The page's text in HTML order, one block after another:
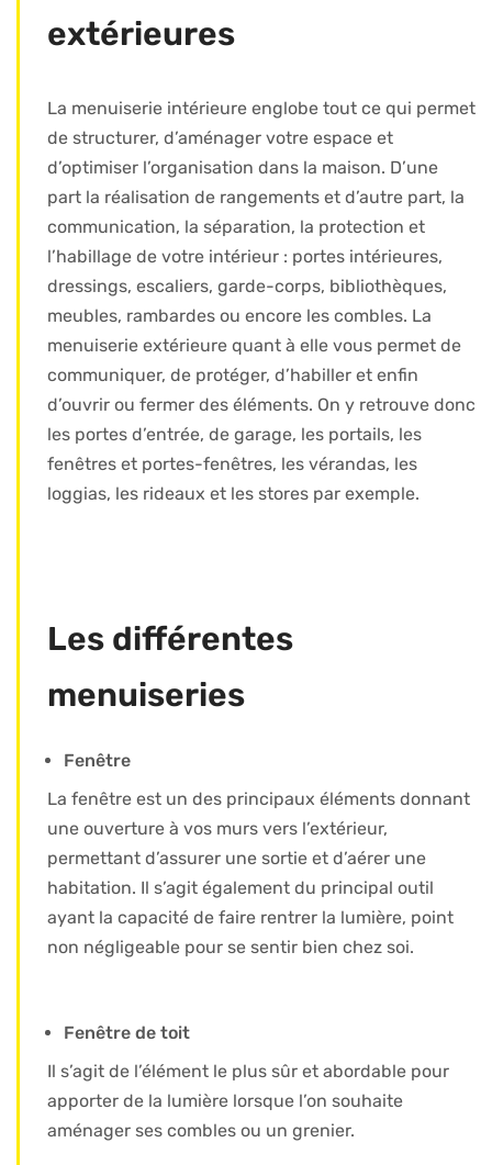
extérieures
La menuiserie intérieure englobe tout ce qui permet
de structurer, d’aménager votre espace et
d’optimiser l’organisation dans la maison. D’une
part la réalisation de rangements et d’autre part, la
communication, la séparation, la protection et
l’habillage de votre intérieur : portes intérieures,
dressings, escaliers, garde-corps, bibliothèques,
meubles, rambardes ou encore les combles. La
menuiserie extérieure quant à elle vous permet de
communiquer, de protéger, d’habiller et enfin
d’ouvrir ou fermer des éléments. On y retrouve donc
les portes d’entrée, de garage, les portails, les
fenêtres et portes-fenêtres, les vérandas, les
loggias, les rideaux et les stores par exemple.
Les différentes
menuiseries
Fenêtre
La fenêtre est un des principaux éléments donnant
une ouverture à vos murs vers l’extérieur,
permettant d’assurer une sortie et d’aérer une
habitation. Il s’agit également du principal outil
ayant la capacité de faire rentrer la lumière, point
non négligeable pour se sentir bien chez soi.
Fenêtre de toit
Il s’agit de l’élément le plus sûr et abordable pour
apporter de la lumière lorsque l’on souhaite
aménager ses combles ou un grenier.